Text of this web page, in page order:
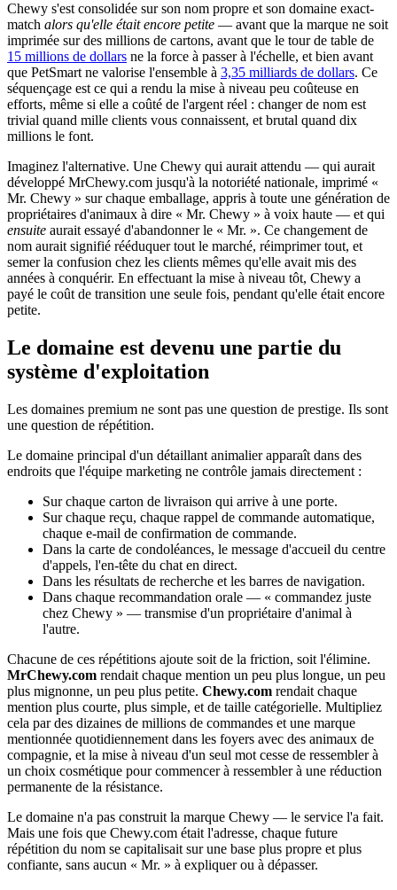
Chewy s'est consolidée sur son nom propre et son domaine exact-
match alors qu'elle était encore petite — avant que la marque ne soit
imprimée sur des millions de cartons, avant que le tour de table de
15 millions de dollars ne la force à passer à l'échelle, et bien avant
que PetSmart ne valorise l'ensemble à 3,35 milliards de dollars. Ce
séquençage est ce qui a rendu la mise à niveau peu coûteuse en
efforts, même si elle a coûté de l'argent réel : changer de nom est
trivial quand mille clients vous connaissent, et brutal quand dix
millions le font.
Imaginez l'alternative. Une Chewy qui aurait attendu — qui aurait
développé MrChewy.com jusqu'à la notoriété nationale, imprimé «
Mr. Chewy » sur chaque emballage, appris à toute une génération de
propriétaires d'animaux à dire « Mr. Chewy » à voix haute — et qui
ensuite aurait essayé d'abandonner le « Mr. ». Ce changement de
nom aurait signifié rééduquer tout le marché, réimprimer tout, et
semer la confusion chez les clients mêmes qu'elle avait mis des
années à conquérir. En effectuant la mise à niveau tôt, Chewy a
payé le coût de transition une seule fois, pendant qu'elle était encore
petite.
Le domaine est devenu une partie du
système d'exploitation
Les domaines premium ne sont pas une question de prestige. Ils sont
une question de répétition.
Le domaine principal d'un détaillant animalier apparaît dans des
endroits que l'équipe marketing ne contrôle jamais directement :
Sur chaque carton de livraison qui arrive à une porte.
Sur chaque reçu, chaque rappel de commande automatique,
chaque e-mail de confirmation de commande.
Dans la carte de condoléances, le message d'accueil du centre
d'appels, l'en-tête du chat en direct.
Dans les résultats de recherche et les barres de navigation.
Dans chaque recommandation orale — « commandez juste
chez Chewy » — transmise d'un propriétaire d'animal à
l'autre.
Chacune de ces répétitions ajoute soit de la friction, soit l'élimine.
MrChewy.com rendait chaque mention un peu plus longue, un peu
plus mignonne, un peu plus petite. Chewy.com rendait chaque
mention plus courte, plus simple, et de taille catégorielle. Multipliez
cela par des dizaines de millions de commandes et une marque
mentionnée quotidiennement dans les foyers avec des animaux de
compagnie, et la mise à niveau d'un seul mot cesse de ressembler à
un choix cosmétique pour commencer à ressembler à une réduction
permanente de la résistance.
Le domaine n'a pas construit la marque Chewy — le service l'a fait.
Mais une fois que Chewy.com était l'adresse, chaque future
répétition du nom se capitalisait sur une base plus propre et plus
confiante, sans aucun « Mr. » à expliquer ou à dépasser.